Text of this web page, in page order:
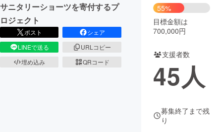
CAMPFIRE for Social Good
CAMPFIRE Creation
CAMPFIREふるさと納税machi-ya コミュニティ
サニタリーショーツを寄付するプ
ロジェクト
ポスト
シェア
LINEで送る
URLコピー
埋め込み
QRコード
55%
目標金額は
700,000円
支援者数
45人
募集終了まで残
り